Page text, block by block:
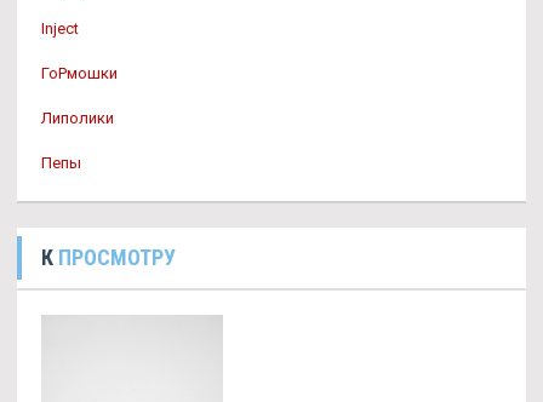
Inject
ГоРмошки
Липолики
Пепы
К ПРОСМОТРУ